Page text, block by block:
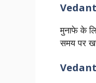
मुनाफे के
समय पर